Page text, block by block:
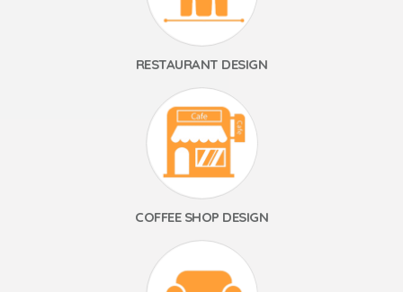
RESTAURANT DESIGN
COFFEE SHOP DESIGN